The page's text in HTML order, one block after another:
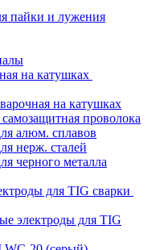
пайки и лужения
на катушках
на катушках
проволока
алюм. сплавов
нерж. сталей
черного металла
для TIG сварки
электроды для TIG